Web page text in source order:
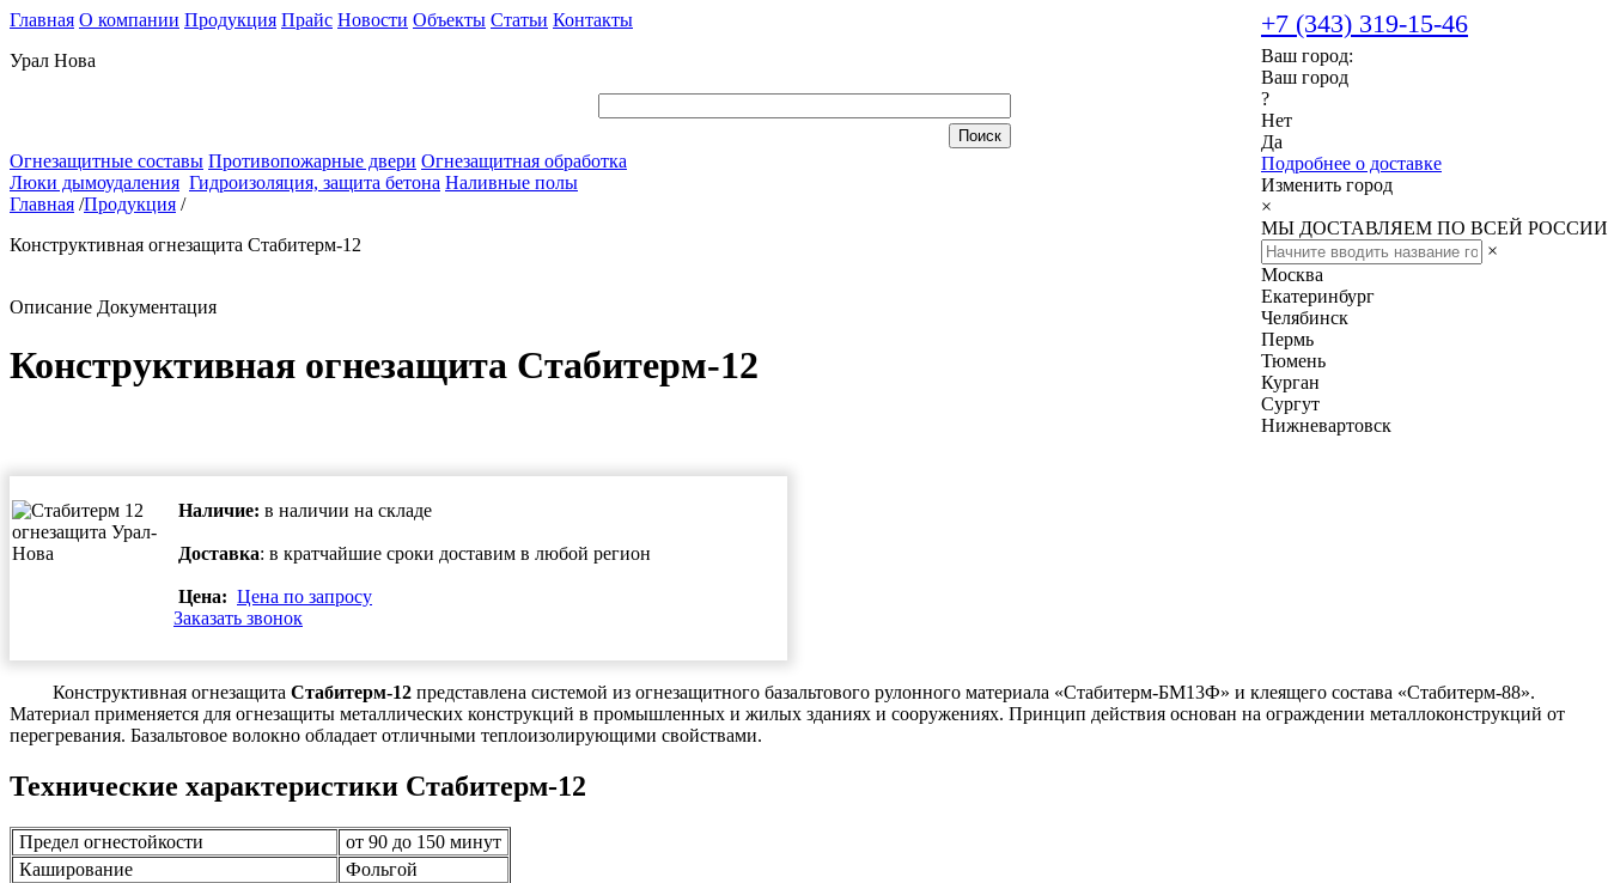
Главная О компании Продукция Прайс Новости Объекты Статьи Контакты
Урал Нова
+7 (343) 319-15-46
Ваш город:
Ваш город
?
Нет
Да
Подробнее о доставке
Изменить город
×
МЫ ДОСТАВЛЯЕМ ПО ВСЕЙ РОССИИ
×
Москва
Екатеринбург
Челябинск
Пермь
Тюмень
Курган
Сургут
Нижневартовск
Огнезащитные составы Противопожарные двери Огнезащитная обработка
Люки дымоудаления Гидроизоляция, защита бетона Наливные полы
Главная /Продукция /
Конструктивная огнезащита Стабитерм-12
Описание Документация
Конструктивная огнезащита Стабитерм-12
Наличие: в наличии на складе
Доставка: в кратчайшие сроки доставим в любой регион
Цена: Цена по запросу
Заказать звонок
Конструктивная огнезащита Стабитерм-12 представлена системой из огнезащитного базальтового рулонного материала «Стабитерм-БМ13Ф» и клеящего состава «Стабитерм-88».
Материал применяется для огнезащиты металлических конструкций в промышленных и жилых зданиях и сооружениях. Принцип действия основан на ограждении металлоконструкций от
перегревания. Базальтовое волокно обладает отличными теплоизолирующими свойствами.
Технические характеристики Стабитерм-12
Предел огнестойкости
от 90 до 150 минут
Каширование
Фольгой